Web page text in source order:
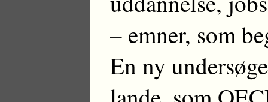
– emner, som
En ny